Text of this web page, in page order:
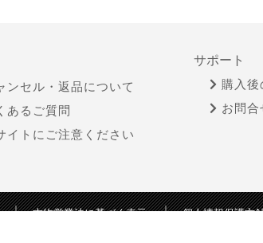
ンセル・返品について
あるご質問
イトにご注意ください
サポート
購入後
お問合
古物営業法に基づく表示 個人情報保護方